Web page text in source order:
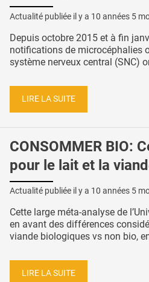
Actualité publiée il y a 10 années 5
Depuis octobre 2015 et à fin
notifications de microcéphalies
système nerveux central (SNC)
LIRE LA SUITE
CONSOMMER BIO:
pour le lait et la
Actualité publiée il y a 10 années 5
Cette large méta-analyse de
en avant des différences
viande biologiques vs non bio,
LIRE LA SUITE